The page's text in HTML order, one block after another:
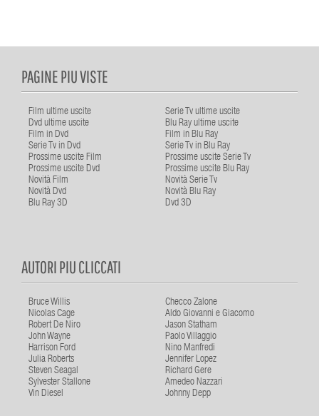
PAGINE PIU VISTE
Film ultime uscite
Serie Tv ultime uscite
Dvd ultime uscite
Blu Ray ultime uscite
Film in Dvd
Film in Blu Ray
Serie Tv in Dvd
Serie Tv in Blu Ray
Prossime uscite Film
Prossime uscite Serie Tv
Prossime uscite Dvd
Prossime uscite Blu Ray
Novità Film
Novità Serie Tv
Novità Dvd
Novità Blu Ray
Blu Ray 3D
Dvd 3D
AUTORI PIU CLICCATI
Bruce Willis
Checco Zalone
Nicolas Cage
Aldo Giovanni e Giacomo
Robert De Niro
Jason Statham
John Wayne
Paolo Villaggio
Harrison Ford
Nino Manfredi
Julia Roberts
Jennifer Lopez
Steven Seagal
Richard Gere
Sylvester Stallone
Amedeo Nazzari
Vin Diesel
Johnny Depp